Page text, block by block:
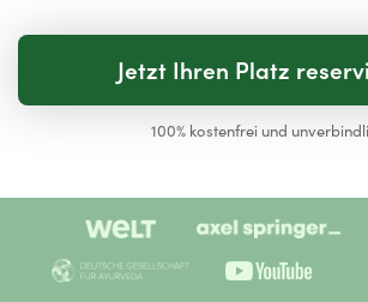
Jetzt Ihren Platz
100% kostenfrei und